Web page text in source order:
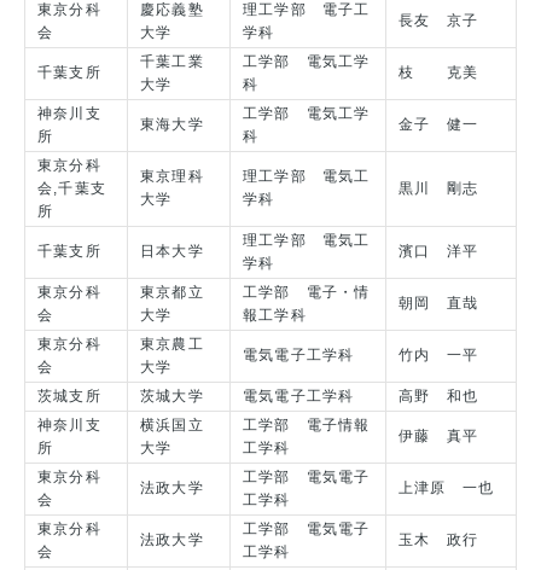
東京分科
会
慶応義塾
大学
理工学部 電子工
学科
長友 京子
千葉支所
千葉工業
大学
工学部 電気工学
科
枝 克美
神奈川支
所
東海大学
工学部 電気工学
科
金子 健一
東京分科
会,千葉支
所
東京理科
大学
理工学部 電気工
学科
黒川 剛志
千葉支所 日本大学
理工学部 電気工
学科
濱口 洋平
東京分科
会
東京都立
大学
工学部 電子・情
報工学科
朝岡 直哉
東京分科
会
東京農工
大学
電気電子工学科 竹内 一平
茨城支所 茨城大学 電気電子工学科
高野 和也
神奈川支
所
横浜国立
大学
工学部 電子情報
工学科
伊藤 真平
東京分科
会
法政大学
工学部 電気電子
工学科
上津原 一也
東京分科
会
法政大学
工学部 電気電子
工学科
玉木 政行